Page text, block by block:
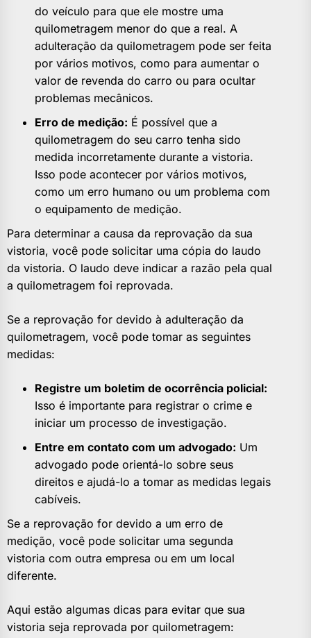
do veículo para que ele mostre uma
quilometragem menor do que a real. A
adulteração da quilometragem pode ser feita
por vários motivos, como para aumentar o
valor de revenda do carro ou para ocultar
problemas mecânicos.
Erro de medição: É possível que a
quilometragem do seu carro tenha sido
medida incorretamente durante a vistoria.
Isso pode acontecer por vários motivos,
como um erro humano ou um problema com
o equipamento de medição.
Para determinar a causa da reprovação da sua
vistoria, você pode solicitar uma cópia do laudo
da vistoria. O laudo deve indicar a razão pela qual
a quilometragem foi reprovada.
Se a reprovação for devido à adulteração da
quilometragem, você pode tomar as seguintes
medidas:
Registre um boletim de ocorrência policial:
Isso é importante para registrar o crime e
iniciar um processo de investigação.
Entre em contato com um advogado: Um
advogado pode orientá-lo sobre seus
direitos e ajudá-lo a tomar as medidas legais
cabíveis.
Se a reprovação for devido a um erro de
medição, você pode solicitar uma segunda
vistoria com outra empresa ou em um local
diferente.
Aqui estão algumas dicas para evitar que sua
vistoria seja reprovada por quilometragem: